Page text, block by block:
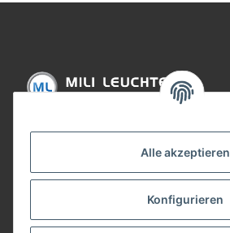
Alle akzeptieren
Konfigurieren
Gesetzliche Informationen
Bezahlung